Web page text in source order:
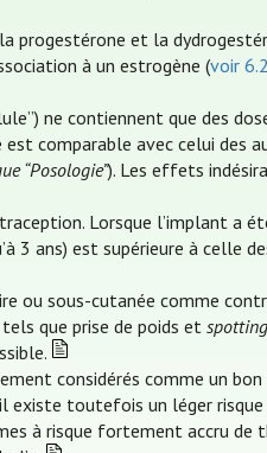
progestérone et la
à un estrogène (voir
ne contiennent que des
comparable avec celui des
“Posologie”). Les effets
Lorsque l’implant a
3 ans) est supérieure à celle
ou sous-cutanée comme
que prise de poids etspotting
considérés comme un
existe toutefois un léger
à risque fortement accru de